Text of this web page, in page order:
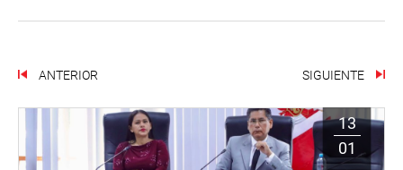
ANTERIOR SIGUIENTE
13
01